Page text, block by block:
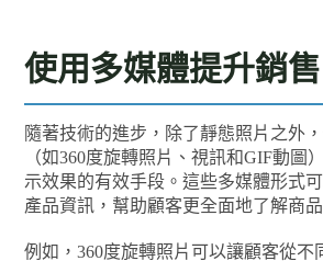
使用多媒體提升銷售
隨著技術的進步，除了靜態照片之外
（如360度旋轉照片、視訊和GIF動圖
示效果的有效手段。這些多媒體形式
產品資訊，幫助顧客更全面地了解商品
例如，360度旋轉照片可以讓顧客從不